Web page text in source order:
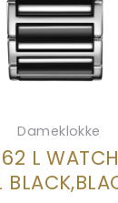
Dameklokke
L